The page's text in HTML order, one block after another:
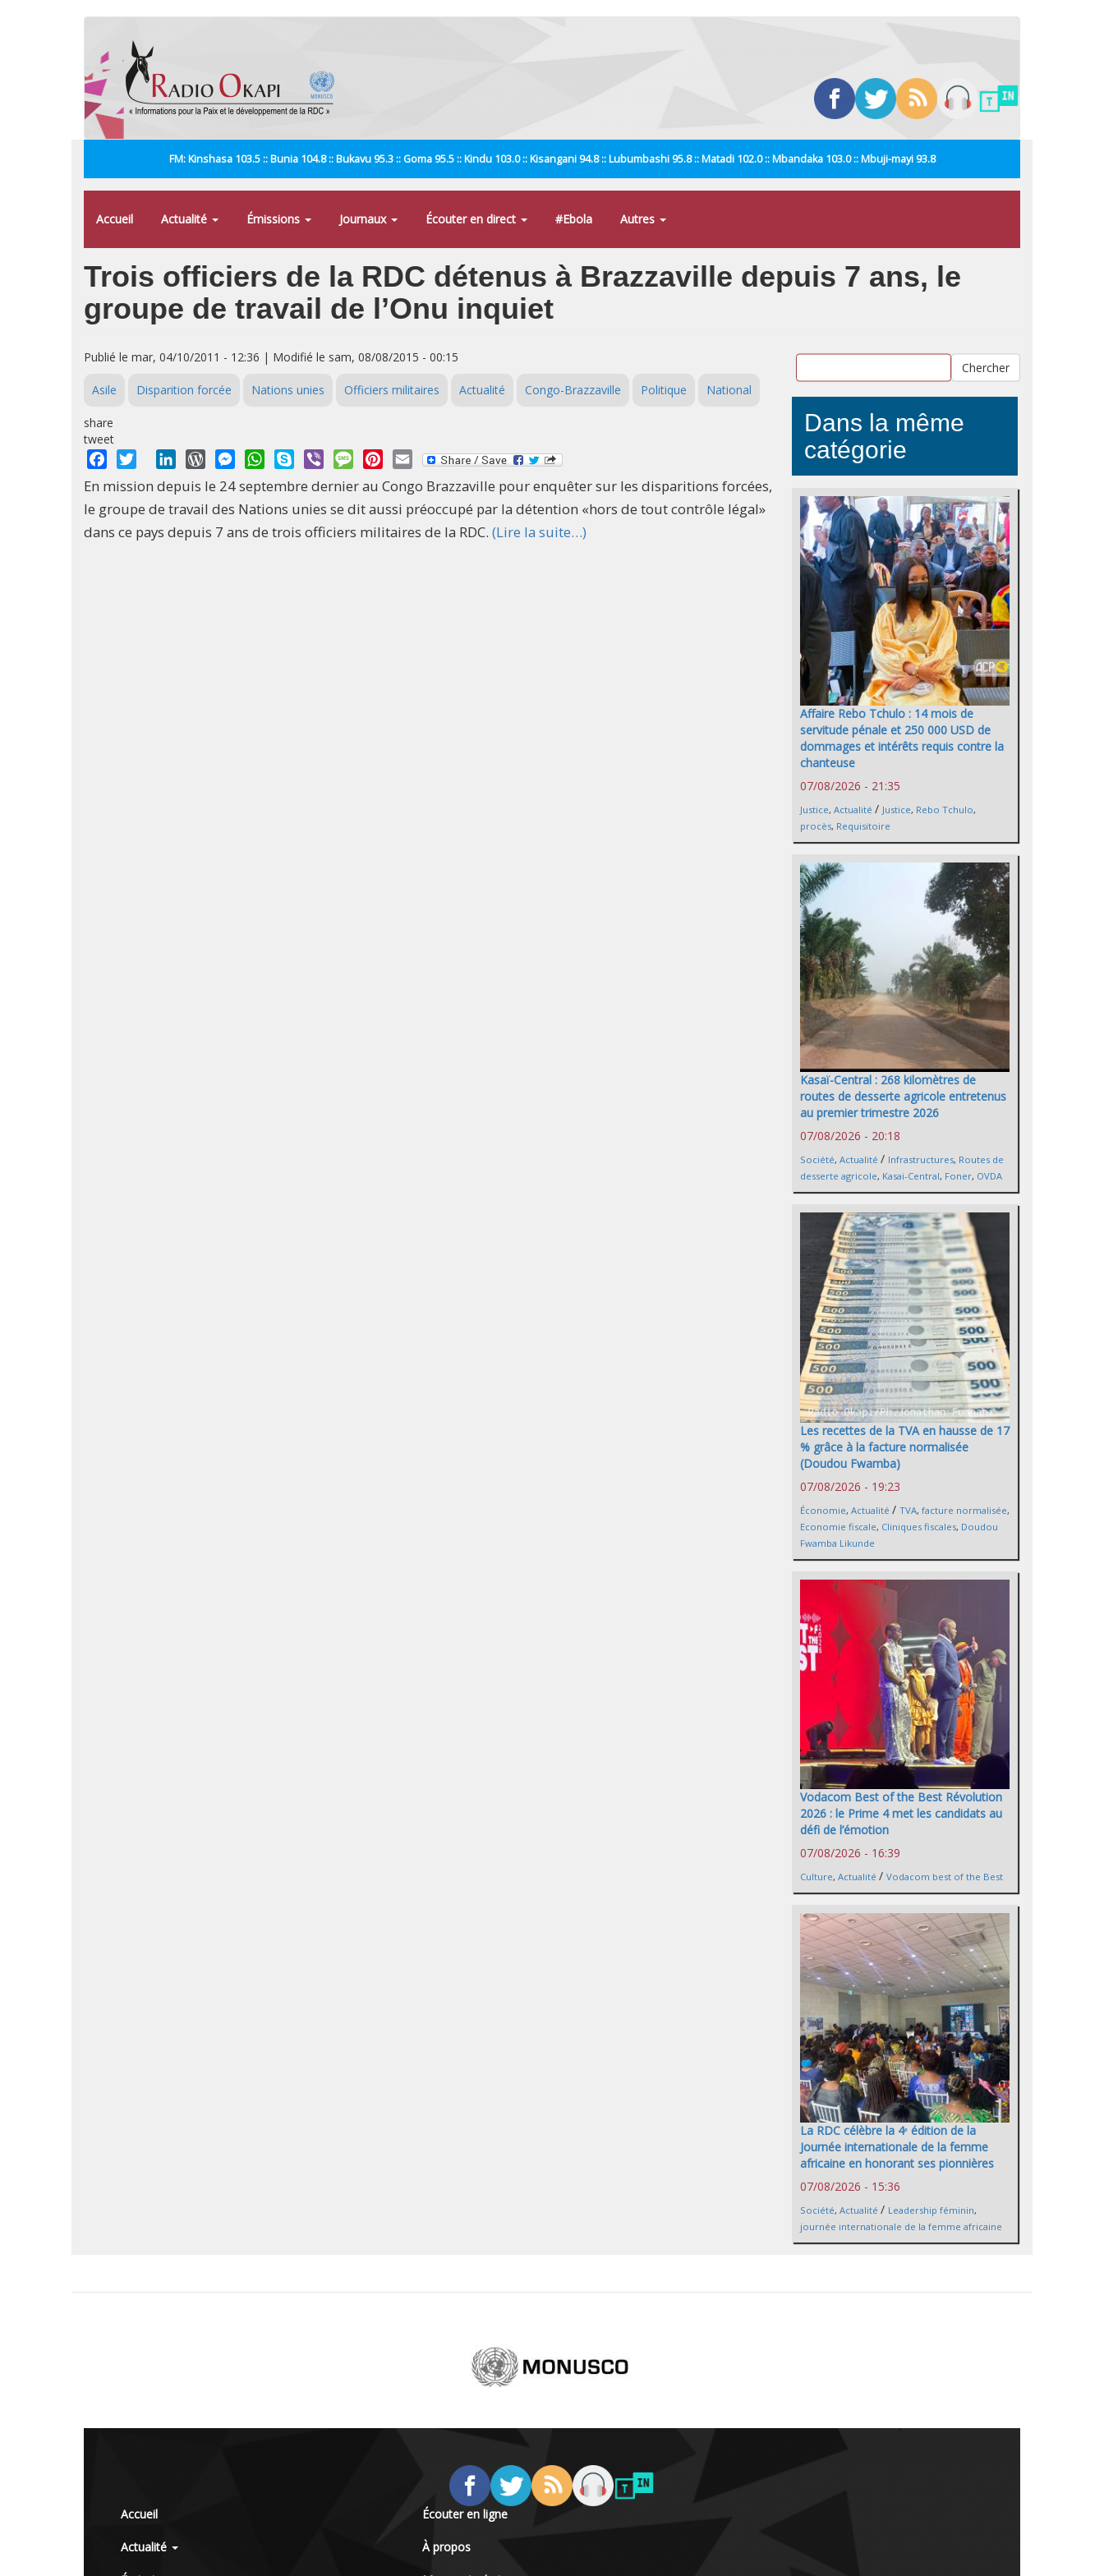
FM: Kinshasa 103.5 :: Bunia 104.8 :: Bukavu 95.3 :: Goma 95.5 :: Kindu 103.0 :: Kisangani 94.8 :: Lubumbashi 95.8 :: Matadi 102.0 :: Mbandaka 103.0 :: Mbuji-mayi 93.8
Accueil Actualité Émissions Journaux Écouter en direct #Ebola Autres
Trois officiers de la RDC détenus à Brazzaville depuis 7 ans, le
groupe de travail de l’Onu inquiet
Publié le mar, 04/10/2011 - 12:36 | Modifié le sam, 08/08/2015 - 00:15
Asile Disparition forcée Nations unies Officiers militaires Actualité Congo-Brazzaville Politique National
share
tweet
Facebook
Twitter LinkedInWordPressMessengerWhatsApp
Skype Viber MessagePinterest
Email
En mission depuis le 24 septembre dernier au Congo Brazzaville pour enquêter sur les disparitions forcées,
le groupe de travail des Nations unies se dit aussi préoccupé par la détention «hors de tout contrôle légal»
dans ce pays depuis 7 ans de trois officiers militaires de la RDC. (Lire la suite…)
Chercher
Dans la même
catégorie
Affaire Rebo Tchulo : 14 mois de
servitude pénale et 250 000 USD de
dommages et intérêts requis contre la
chanteuse
07/08/2026 - 21:35
Justice, Actualité / Justice, Rebo Tchulo,
procès, Requisitoire
Kasaï-Central : 268 kilomètres de
routes de desserte agricole entretenus
au premier trimestre 2026
07/08/2026 - 20:18
Société, Actualité / Infrastructures, Routes de
desserte agricole, Kasai-Central, Foner, OVDA
Les recettes de la TVA en hausse de 17
% grâce à la facture normalisée
(Doudou Fwamba)
07/08/2026 - 19:23
Économie, Actualité / TVA, facture normalisée,
Economie fiscale, Cliniques fiscales, Doudou
Fwamba Likunde
Vodacom Best of the Best Révolution
2026 : le Prime 4 met les candidats au
défi de l’émotion
07/08/2026 - 16:39
Culture, Actualité / Vodacom best of the Best
La RDC célèbre la 4ᵉ édition de la
Journée internationale de la femme
africaine en honorant ses pionnières
07/08/2026 - 15:36
Société, Actualité / Leadership féminin,
journée internationale de la femme africaine
Accueil
Actualité
Écouter en ligne
À propos